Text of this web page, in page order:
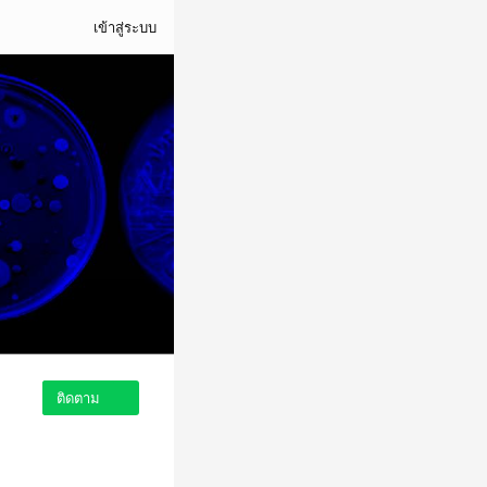
เข้าสู่ระบบ
ติดตาม